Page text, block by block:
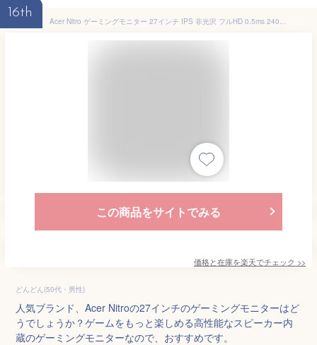
16th
Acer Nitro ゲーミングモニター 27インチ IPS 非光沢 フルHD 0.5ms 240Hz HDMI (280Hz DisplayPort/オーバークロック) AMD FreeSync Premium VESA DisplayHDR 400 スピーカー内蔵 VESAマウント対応 チルト VG271Zbmiipx
この商品をサイトでみる
価格と在庫を楽天でチェック >>
どんどん(50代・男性)
人気ブランド、Acer Nitroの27インチのゲーミングモニターはど
うでしょうか？ゲームをもっと楽しめる高性能なスピーカー内
蔵のゲーミングモニターなので、おすすめです。